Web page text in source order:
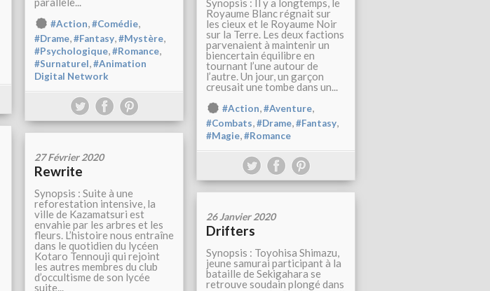
#Action,#Comédie,
#Drame,#Fantasy,#Mystère,
#Psychologique,#Romance,
#Surnaturel,#Animation
Digital Network
Synopsis : Il y a longtemps, le
Royaume Blanc régnait sur
les cieux et le Royaume Noir
sur la Terre. Les deux factions
parvenaient à maintenir un
biencertain équilibre en
tournant l’une autour de
l’autre. Un jour, un garçon
creusait une tombe dans un...
#Action,#Aventure,
#Combats,#Drame,#Fantasy,
#Magie,#Romance
27 Février 2020
Rewrite
Synopsis : Suite à une
reforestation intensive, la
ville de Kazamatsuri est
envahie par les arbres et les
fleurs. L’histoire nous entraîne
dans le quotidien du lycéen
Kotaro Tennouji qui rejoint
les autres membres du club
d’occultisme de son lycée
suite...
26 Janvier 2020
Drifters
Synopsis : Toyohisa Shimazu,
jeune samurai participant à la
bataille de Sekigahara se
retrouve soudain plongé dans